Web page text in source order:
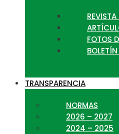
FOTOS
TRANSPARENCIA
NORMAS
2026 – 2027
2024 – 2025